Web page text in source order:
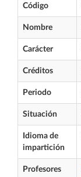
Código
Nombre
Carácter
Créditos
Periodo
Situación
Idioma de
impartición
Profesores